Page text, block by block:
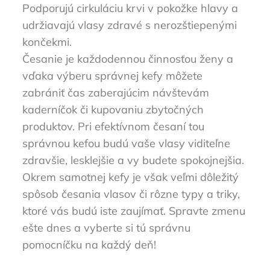
Podporujú cirkuláciu krvi v pokožke hlavy a
udržiavajú vlasy zdravé s nerozštiepenými
končekmi.
Česanie je každodennou činnosťou ženy a
vďaka výberu správnej kefy môžete
zabrániť čas zaberajúcim návštevám
kaderníčok či kupovaniu zbytočných
produktov. Pri efektívnom česaní tou
správnou kefou budú vaše vlasy viditeľne
zdravšie, lesklejšie a vy budete spokojnejšia.
Okrem samotnej kefy je však veľmi dôležitý
spôsob česania vlasov či rôzne typy a triky,
ktoré vás budú iste zaujímať. Spravte zmenu
ešte dnes a vyberte si tú správnu
pomocníčku na každý deň!